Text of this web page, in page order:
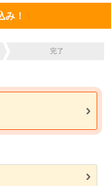
み！
完了